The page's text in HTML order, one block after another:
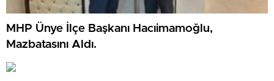
MHP Ünye İlçe Başkanı Hacıimamoğlu,
Mazbatasını Aldı.